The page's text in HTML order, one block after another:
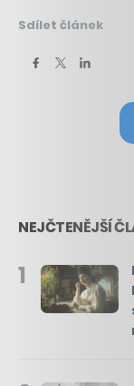
Sdílet článek
NEJČTENĚJŠÍ
1